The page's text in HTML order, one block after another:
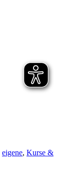
eigene, Kurse &